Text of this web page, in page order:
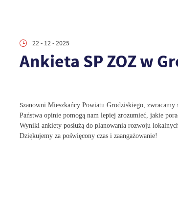
22 - 12 - 2025
Ankieta SP ZOZ w
Szanowni Mieszkańcy Powiatu Grodziskiego, zwracamy
Państwa opinie pomogą nam lepiej zrozumieć, jakie
Wyniki ankiety posłużą do planowania rozwoju
Dziękujemy za poświęcony czas i zaangażowanie!